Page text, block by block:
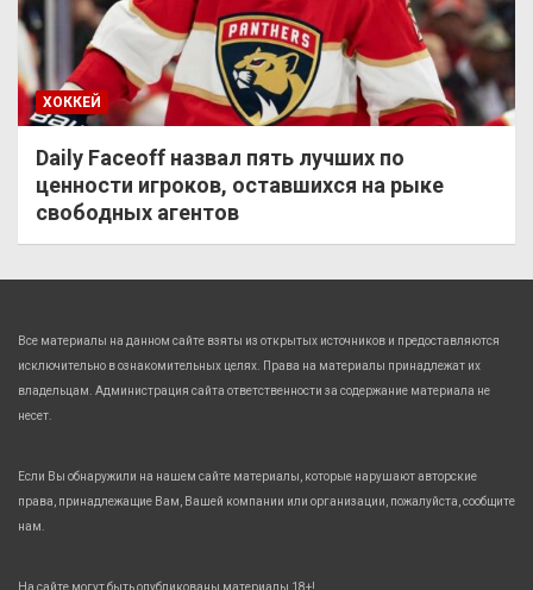
ХОККЕЙ
Daily Faceoff назвал пять лучших по
ценности игроков, оставшихся на рыке
свободных агентов
Все материалы на данном сайте взяты из открытых источников и предоставляются
исключительно в ознакомительных целях. Права на материалы принадлежат их
владельцам. Администрация сайта ответственности за содержание материала не
несет.
Если Вы обнаружили на нашем сайте материалы, которые нарушают авторские
права, принадлежащие Вам, Вашей компании или организации, пожалуйста, сообщите
нам.
На сайте могут быть опубликованы материалы 18+!